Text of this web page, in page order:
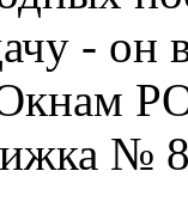
- он
№